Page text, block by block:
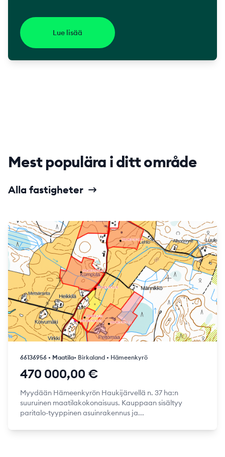
Lue lisää
Mest populära i ditt område
Alla fastigheter
66136956 • Maatila• Birkaland • Hämeenkyrö
470 000,00 €
Myydään Hämeenkyrön Haukijärvellä n. 37 ha:n
suuruinen maatilakokonaisuus. Kauppaan sisältyy
paritalo-tyyppinen asuinrakennus ja...